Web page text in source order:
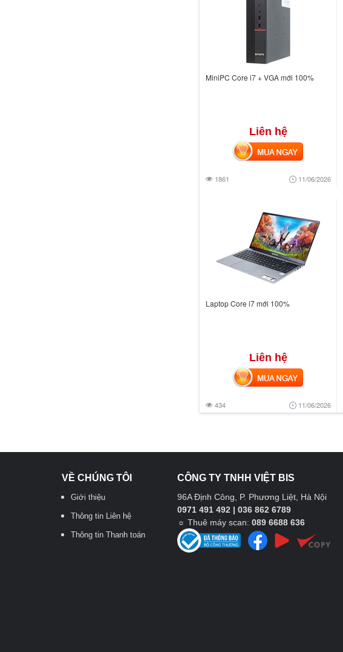
MiniPC Core i7 + VGA mới 100%
Liên hệ
1861 11/06/2026
MUA NGAY
Laptop Core i7 mới 100%
Liên hệ
434 11/06/2026
MUA NGAY
VỀ CHÚNG TÔI
Giới thiệu
Thông tin Liên hệ
Thông tin Thanh toán
CÔNG TY TNHH VIỆT BIS
96A Định Công, P. Phương Liệt, Hà Nội
0971 491 492 | 036 862 6789
☼Thuê máy scan:089 6688 636